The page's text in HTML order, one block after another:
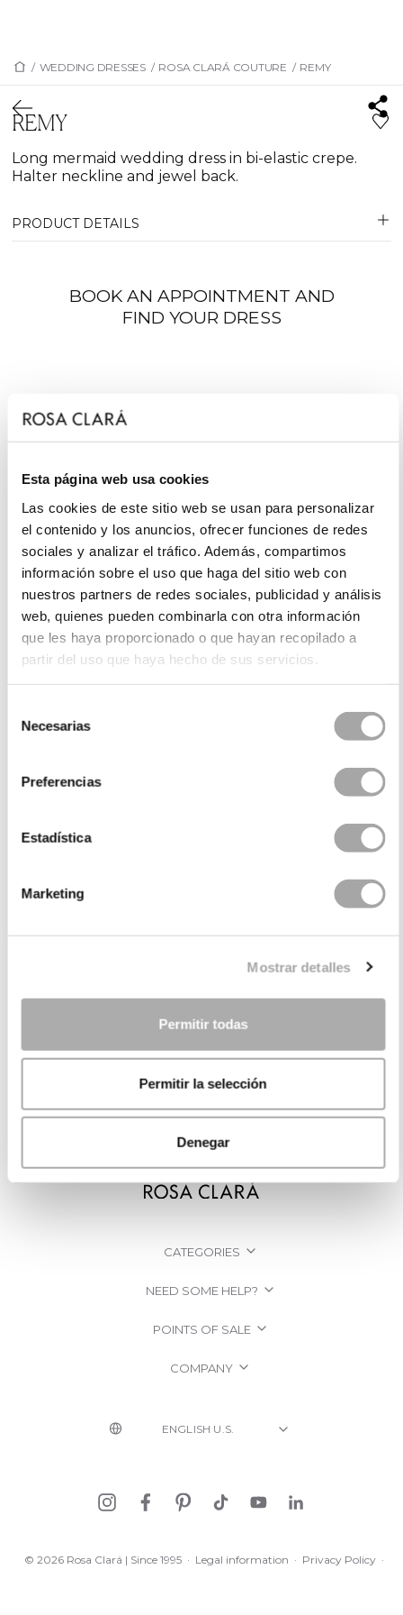
Esta página web usa cookies
Las cookies de este sitio web se usan para personalizar
el contenido y los anuncios, ofrecer funciones de redes
sociales y analizar el tráfico. Además, compartimos
información sobre el uso que haga del sitio web con
nuestros partners de redes sociales, publicidad y análisis
web, quienes pueden combinarla con otra información
que les haya proporcionado o que hayan recopilado a
partir del uso que haya hecho de sus servicios.
Necesarias
Preferencias
Estadística
Marketing
Mostrar detalles
Permitir todas
Permitir la selección
Denegar
/ WEDDING DRESSES / ROSA CLARÁ COUTURE / REMY
REMY
Long mermaid wedding dress in bi-elastic crepe.
Halter neckline and jewel back.
PRODUCT DETAILS
BOOK AN APPOINTMENT AND
FIND YOUR DRESS
CATEGORIES
NEED SOME HELP?
POINTS OF SALE
COMPANY
© 2026 Rosa Clará | Since 1995 · Legal information · Privacy Policy ·